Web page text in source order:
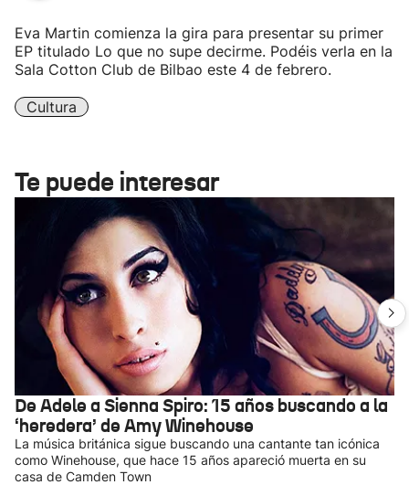
Eva Martin comienza la gira para presentar su primer
EP titulado Lo que no supe decirme. Podéis verla en la
Sala Cotton Club de Bilbao este 4 de febrero.
Cultura
Te puede interesar
De Adele a Sienna Spiro: 15 años buscando a la
‘heredera’ de Amy Winehouse
La música británica sigue buscando una cantante tan icónica
como Winehouse, que hace 15 años apareció muerta en su
casa de Camden Town